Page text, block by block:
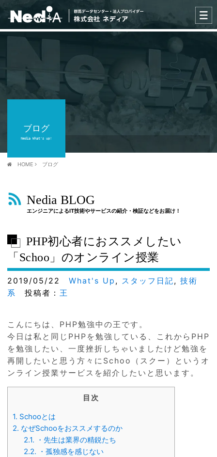
ブログ
Nedia What's up!
HOME ブログ
Nedia BLOG
エンジニアによるIT技術やサービスの紹介・検証などをお届け！
PHP初心者におススメしたい
「Schoo」のオンライン授業
2019/05/22 What's Up , スタッフ日記, 技術
系 投稿者： 王
こんにちは、PHP勉強中の王です。
今日は私と同じPHPを勉強している、これからPHP
を勉強したい、一度挫折しちゃいましたけど勉強を
再開したいと思う方々にSchoo（スクー）というオ
ンライン授業サービスを紹介したいと思います。
目次
1. Schooとは
2. なぜSchooをおススメするのか
2.1. ・先生は業界の精鋭たち
2.2. ・孤独感を感じない